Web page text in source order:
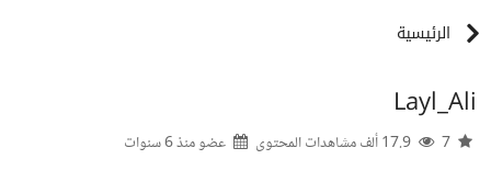
الرئيسية
Layl_Ali
عضو منذ6 سنوات